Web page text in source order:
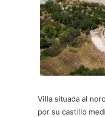
Villa situada al
por su castillo